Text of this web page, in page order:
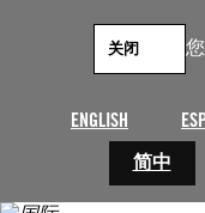
ENGLISH
简中
关闭